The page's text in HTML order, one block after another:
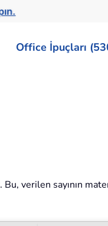
Office İpuçları
verilen sayının